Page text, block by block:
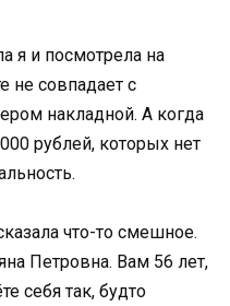
я и посмотрела на
не совпадает с
накладной. А когда
рублей, которых нет
что-то смешное.
Петровна. Вам 56 лет,
себя так, будто